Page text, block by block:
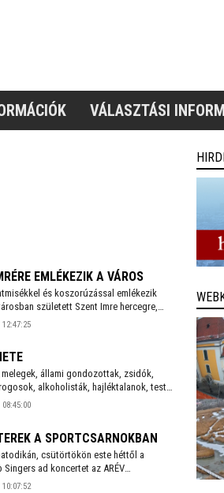
VÁLASZTÁSI
EMLÉKEZIK A VÁROS
és koszorúzással emlékezik
született Szent Imre hercegre,
király fiára, akinek trónra kerülését korai
állami gondozottak, zsidók,
alkoholisták, hajléktalanok, testi
élők. November 10-15. között
A SPORTCSARNOKBAN
csütörtökön este héttől a
ad koncertet az ARÉV
A „négy gengszter” idén már